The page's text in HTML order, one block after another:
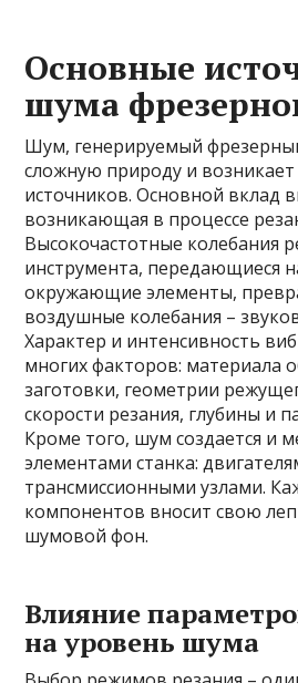
Основные
шума
Шум, генерируемый
сложную природу и
источников. Основной вклад
возникающая в процессе
Высокочастотные колебания
инструмента, передающиеся
окружающие элементы,
воздушные колебания –
Характер и интенсивность
многих факторов: материала
заготовки, геометрии
скорости резания, глубины и
Кроме того, шум создается и
элементами станка:
трансмиссионными узлами.
компонентов вносит свою
шумовой фон.
Влияние
на уровень шума